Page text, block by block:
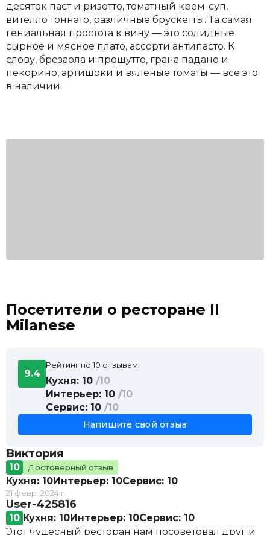
десяток паст и ризотто, томатный крем-суп,
вителло тоннато, различные брускетты. Та самая
гениальная простота к вину — это солидные
сырное и мясное плато, ассорти антипасто. К
слову, брезаола и прошутто, грана падано и
пекорино, артишоки и вяленые томаты — все это
в наличии.
Посетители о ресторане Il
Milanese
9.4
Рейтинг по 10 отзывам:
Кухня: 10 /10
Интерьер: 10 /10
Сервис: 10 /10
Напишите свой отзыв
Виктория
10 Достоверный отзыв
Кухня: 10Интерьер: 10Сервис: 10
21 февр. 2024 г.
User-425816
10 Кухня: 10Интерьер: 10Сервис: 10
Этот чудесный ресторан нам посоветовал друг и